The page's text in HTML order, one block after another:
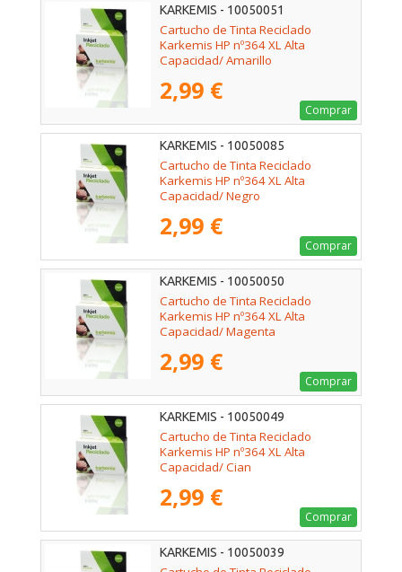
KARKEMIS - 10050051
Cartucho de Tinta Reciclado
Karkemis HP nº364 XL Alta
Capacidad/ Amarillo
2,99 €
Comprar
KARKEMIS - 10050085
Cartucho de Tinta Reciclado
Karkemis HP nº364 XL Alta
Capacidad/ Negro
2,99 €
Comprar
KARKEMIS - 10050050
Cartucho de Tinta Reciclado
Karkemis HP nº364 XL Alta
Capacidad/ Magenta
2,99 €
Comprar
KARKEMIS - 10050049
Cartucho de Tinta Reciclado
Karkemis HP nº364 XL Alta
Capacidad/ Cian
2,99 €
Comprar
KARKEMIS - 10050039